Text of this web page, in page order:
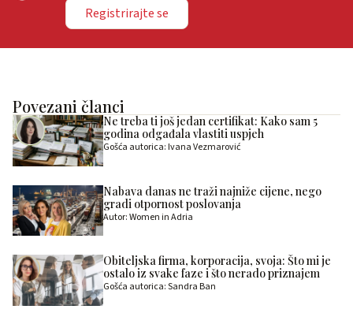
Registrirajte se
Povezani članci
Ne treba ti još jedan certifikat: Kako sam 5
godina odgađala vlastiti uspjeh
Gošća autorica: Ivana Vezmarović
Nabava danas ne traži najniže cijene, nego
gradi otpornost poslovanja
Autor: Women in Adria
Obiteljska firma, korporacija, svoja: Što mi je
ostalo iz svake faze i što nerado priznajem
Gošća autorica: Sandra Ban